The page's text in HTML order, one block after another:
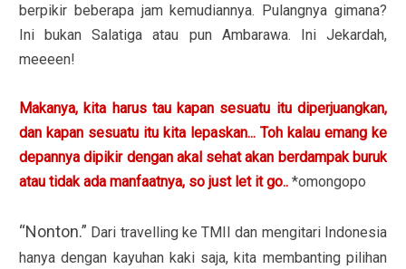
berpikir beberapa jam kemudiannya. Pulangnya gimana?
Ini bukan Salatiga atau pun Ambarawa. Ini Jekardah,
meeeen!
Makanya, kita harus tau kapan sesuatu itu diperjuangkan,
dan kapan sesuatu itu kita lepaskan... Toh kalau emang ke
depannya dipikir dengan akal sehat akan berdampak buruk
atau tidak ada manfaatnya, so just let it go.. *omongopo
“Nonton.” Dari travelling ke TMII dan mengitari Indonesia
hanya dengan kayuhan kaki saja, kita membanting pilihan